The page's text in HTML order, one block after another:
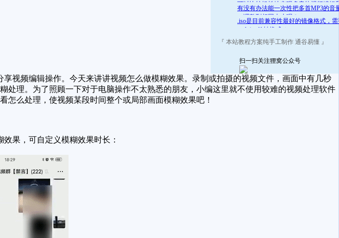
可以比较轻松地实现多音轨视频编辑
录
有没有办法能一次性把多首MP3的音
一调整到相同大小呢？
.iso是目前兼容性最好的镜像格式，
.mds/.mdf 转换成 .iso
『 本站教程方案纯手工制作 通谷易懂 』
扫一扫关注狸窝公众号
频编辑操作。今天来讲讲视频怎么做模糊效果。录制或拍摄的视频文件，画面中有几秒
理。为了照顾一下对于电脑操作不太熟悉的朋友，小编这里就不使用较难的视频处理软件
么处理，使视频某段时间整个或局部画面模糊效果吧！
果，可自定义模糊效果时长：